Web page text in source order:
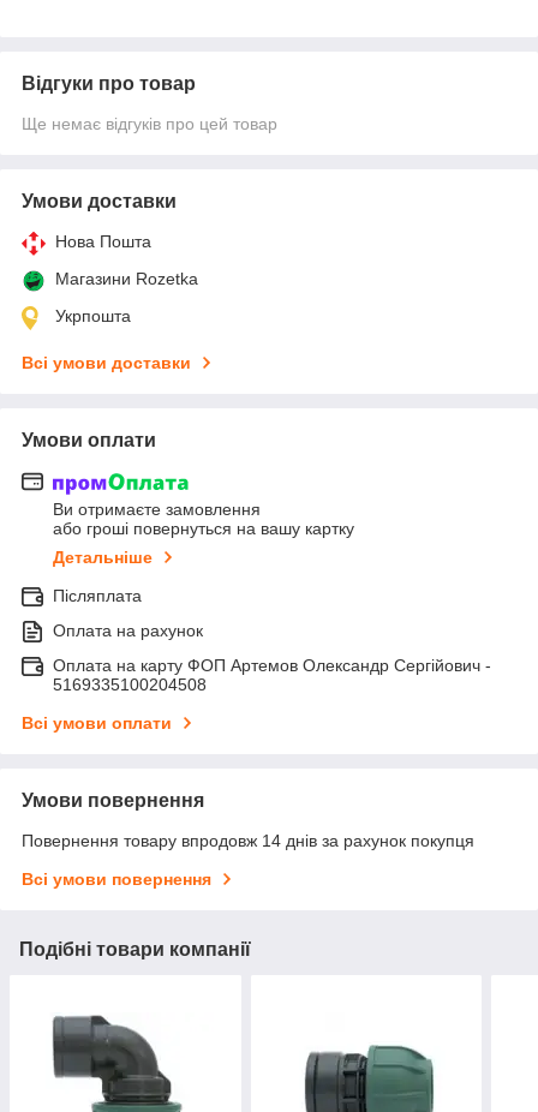
Відгуки про товар
Ще немає відгуків про цей товар
Умови доставки
Нова Пошта
Магазини Rozetka
Укрпошта
Всі умови доставки
Умови оплати
Ви отримаєте замовлення
або гроші повернуться на вашу картку
Детальніше
Післяплата
Оплата на рахунок
Оплата на карту ФОП Артемов Олександр Сергійович -
5169335100204508
Всі умови оплати
Умови повернення
Повернення товару впродовж 14 днів за рахунок покупця
Всі умови повернення
Подібні товари компанії